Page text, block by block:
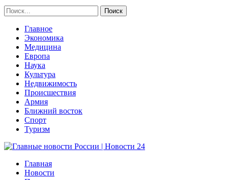
Главное
Экономика
Медицина
Европа
Наука
Культура
Недвижимость
Происшествия
Армия
Ближний восток
Спорт
Туризм
Главная
Новости